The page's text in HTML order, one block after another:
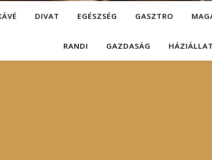
DIVAT EGÉSZSÉG GASZTRO
RANDI GAZDASÁG HÁZIÁLLAT